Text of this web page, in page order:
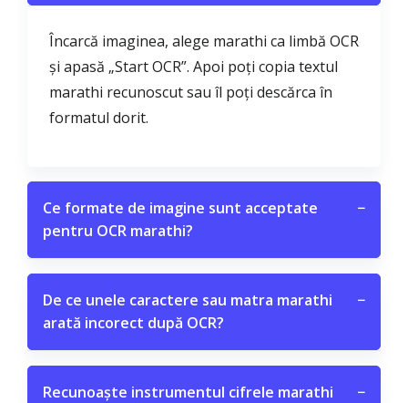
Încarcă imaginea, alege marathi ca limbă OCR
și apasă „Start OCR”. Apoi poți copia textul
marathi recunoscut sau îl poți descărca în
formatul dorit.
Ce formate de imagine sunt acceptate
pentru OCR marathi?
−
De ce unele caractere sau matra marathi
arată incorect după OCR?
−
Recunoaște instrumentul cifrele marathi
−